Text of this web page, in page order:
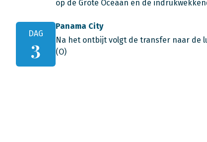
op de Grote Oceaan en de
DAG
3
Panama City
Na het ontbijt volgt de transfer naar de
(O)